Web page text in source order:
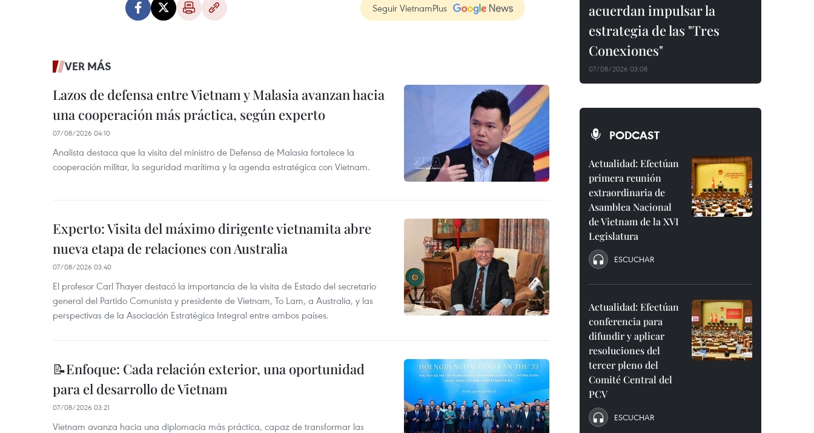
Seguir VietnamPlus
VER MÁS
Lazos de defensa entre Vietnam y Malasia avanzan hacia
una cooperación más práctica, según experto
07/08/2026 04:10
Analista destaca que la visita del ministro de Defensa de Malasia fortalece la
cooperación militar, la seguridad marítima y la agenda estratégica con Vietnam.
Experto: Visita del máximo dirigente vietnamita abre
nueva etapa de relaciones con Australia
07/08/2026 03:40
El profesor Carl Thayer destacó la importancia de la visita de Estado del secretario
general del Partido Comunista y presidente de Vietnam, To Lam, a Australia, y las
perspectivas de la Asociación Estratégica Integral entre ambos países.
📝Enfoque: Cada relación exterior, una oportunidad
para el desarrollo de Vietnam
07/08/2026 03:21
Vietnam avanza hacia una diplomacia más práctica, capaz de transformar las
acuerdan impulsar la
estrategia de las "Tres
Conexiones"
07/08/2026 03:08
PODCAST
Actualidad: Efectúan
primera reunión
extraordinaria de
Asamblea Nacional
de Vietnam de la XVI
Legislatura
ESCUCHAR
Actualidad: Efectúan
conferencia para
difundir y aplicar
resoluciones del
tercer pleno del
Comité Central del
PCV
ESCUCHAR